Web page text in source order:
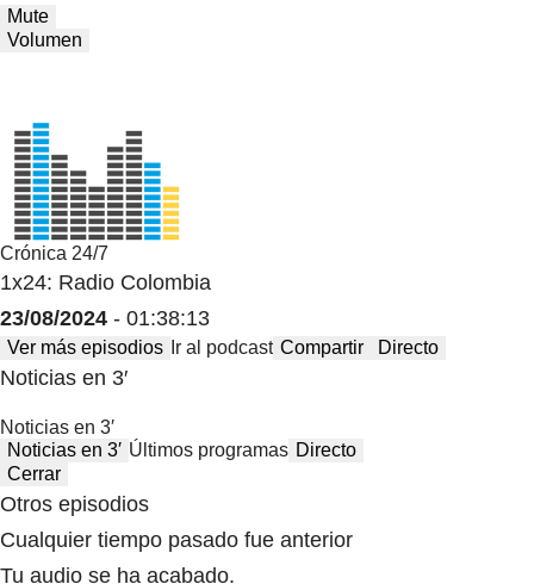
Mute
Volumen
Crónica 24/7
1x24: Radio Colombia
23/08/2024 - 01:38:13
Ver más episodios Ir al podcast Compartir Directo
Noticias en 3′
Noticias en 3′
Noticias en 3′ Últimos programas Directo
Cerrar
Otros episodios
Cualquier tiempo pasado fue anterior
Tu audio se ha acabado.